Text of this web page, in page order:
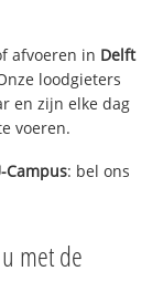
afvoeren in Delft
loodgieters
en zijn elke dag
voeren.
Campus: bel ons
met de